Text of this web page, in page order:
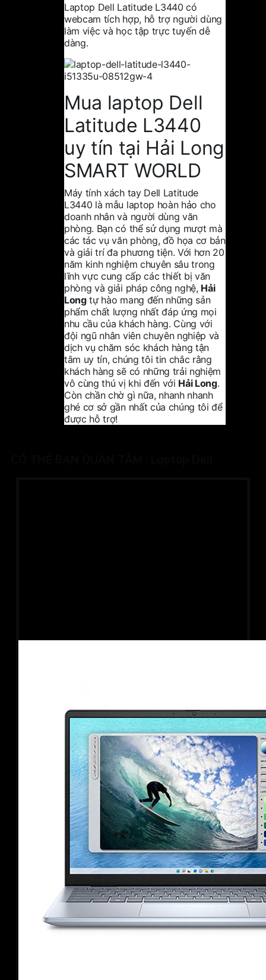
Laptop Dell Latitude L3440 có
webcam tích hợp, hỗ trợ người dùng
làm việc và học tập trực tuyến dễ
dàng.
Mua laptop Dell
Latitude L3440
uy tín tại Hải Long
SMART WORLD
Máy tính xách tay Dell Latitude
L3440 là mẫu laptop hoàn hảo cho
doanh nhân và người dùng văn
phòng. Bạn có thể sử dụng mượt mà
các tác vụ văn phòng, đồ họa cơ bản
và giải trí đa phương tiện. Với hơn 20
năm kinh nghiệm chuyên sâu trong
lĩnh vực cung cấp các thiết bị văn
phòng và giải pháp công nghệ, Hải
Longtự hào mang đến những sản
phẩm chất lượng nhất đáp ứng mọi
nhu cầu của khách hàng. Cùng với
đội ngũ nhân viên chuyên nghiệp và
dịch vụ chăm sóc khách hàng tận
tâm uy tín, chúng tôi tin chắc rằng
khách hàng sẽ có những trải nghiệm
vô cùng thú vị khi đến với Hải Long.
Còn chần chờ gì nữa, nhanh nhanh
ghé cơ sở gần nhất của chúng tôi để
được hỗ trợ!